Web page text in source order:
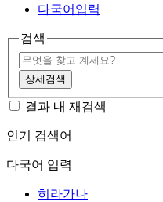
다국어입력
검색
상세검색
결과 내 재검색
인기 검색어
다국어 입력
히라가나